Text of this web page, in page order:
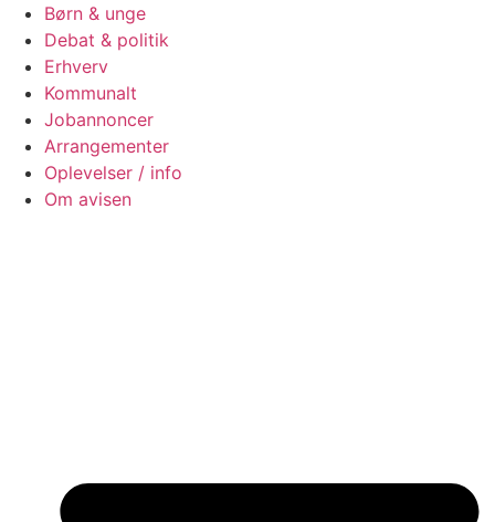
Børn & unge
Debat & politik
Erhverv
Kommunalt
Jobannoncer
Arrangementer
Oplevelser / info
Om avisen